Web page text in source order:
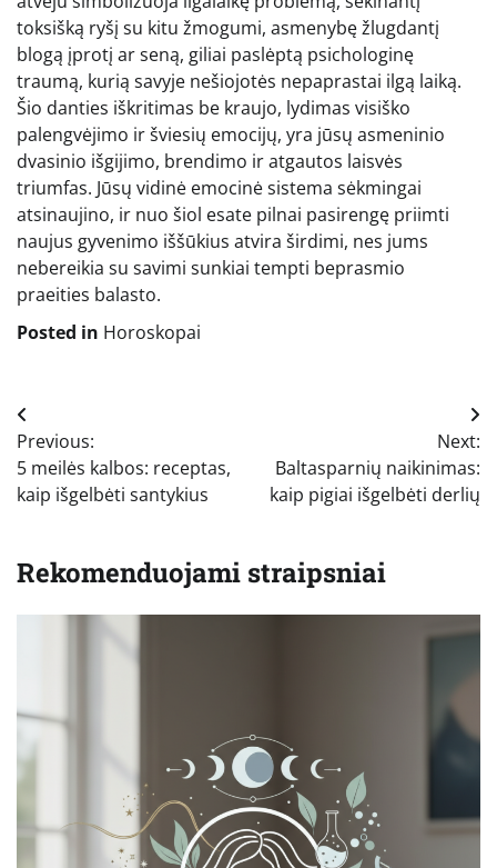
toksišką ryšį su kitu žmogumi, asmenybę žlugdantį
blogą įprotį ar seną, giliai paslėptą psichologinę
traumą, kurią savyje nešiojotės nepaprastai ilgą laiką.
Šio danties iškritimas be kraujo, lydimas visiško
palengvėjimo ir šviesių emocijų, yra jūsų asmeninio
dvasinio išgijimo, brendimo ir atgautos laisvės
triumfas. Jūsų vidinė emocinė sistema sėkmingai
atsinaujino, ir nuo šiol esate pilnai pasirengę priimti
naujus gyvenimo iššūkius atvira širdimi, nes jums
nebereikia su savimi sunkiai tempti beprasmio
praeities balasto.
Posted in Horoskopai
Navigacija
tarp
įrašų
Previous:
5 meilės kalbos: receptas,
kaip išgelbėti santykius
Next:
Baltasparnių naikinimas:
kaip pigiai išgelbėti derlių
Rekomenduojami straipsniai